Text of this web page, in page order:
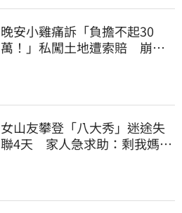
晚安小雞痛訴「負擔不起30
萬！」私闖土地遭索賠 崩
女山友攀登「八大秀」迷途失
聯4天 家人急求助：剩我媽還